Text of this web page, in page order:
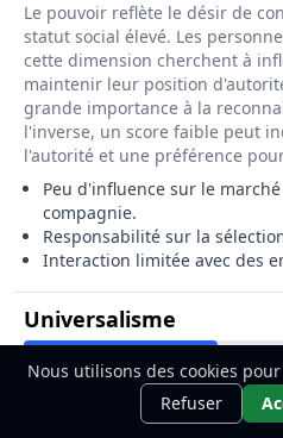
Le pouvoir reflète le désir de
statut social élevé. Les
cette dimension cherchent à
maintenir leur position
grande importance à la
l'inverse, un score faible peut
l'autorité et une préférence
Peu d'influence sur le
compagnie.
Responsabilité sur la
Interaction limitée avec des
Universalisme Pour Le
L'universalisme reflète
de la tolérance et du respect
individus ayant un score élevé
Ce métier t'intéresse ?
comment le devenir.
Nous utilisons des cookies
Refuser